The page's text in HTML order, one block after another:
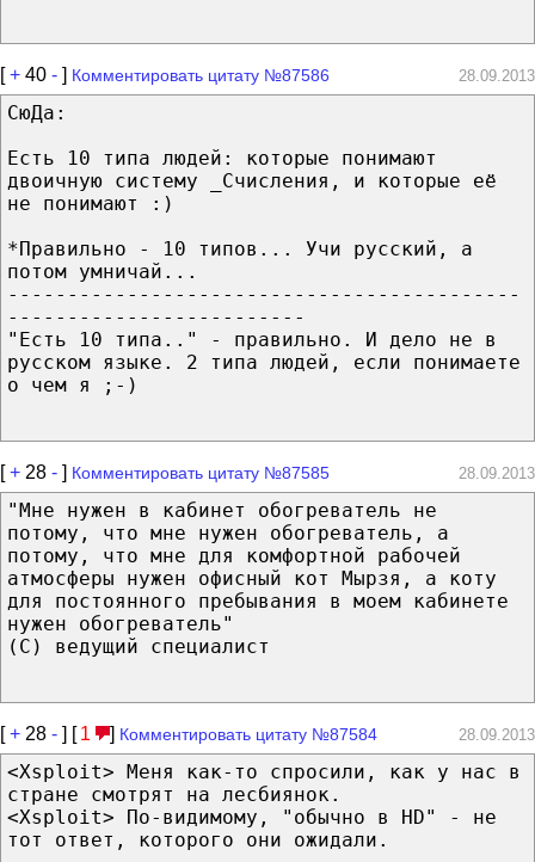
[+ 40 - ] Комментировать цитату №87586 28.09.2013
CюДа:
Есть 10 типа людей: которые понимают
двоичную систему _Счисления, и которые её
не понимают :)
*Правильно - 10 типов... Учи русский, а
потом умничай...
-------------------------------------------
-------------------------
"Есть 10 типа.." - правильно. И дело не в
русском языке. 2 типа людей, если понимаете
о чем я ;-)
[+ 28 - ] Комментировать цитату №87585 28.09.2013
"Мне нужен в кабинет обогреватель не
потому, что мне нужен обогреватель, а
потому, что мне для комфортной рабочей
атмосферы нужен офисный кот Мырзя, а коту
для постоянного пребывания в моем кабинете
нужен обогреватель"
(С) ведущий специалист
[+ 28 - ] [ 1 ] Комментировать цитату №87584 28.09.2013
<Xsploit> Меня как-то спросили, как у нас в
стране смотрят на лесбиянок.
<Xsploit> По-видимому, "обычно в HD" - не
тот ответ, которого они ожидали.